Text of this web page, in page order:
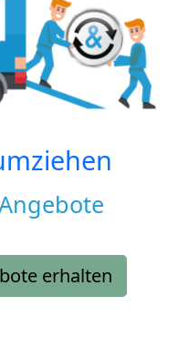
erhalten